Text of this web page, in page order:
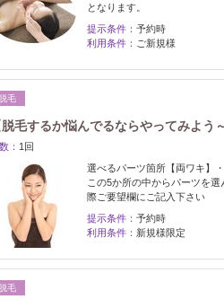
となります。
提示条件： 予約時
利用条件： ご新規様
脱毛
脱毛するか悩んでるならやってみよ
： 1回
選べるパーツ箇所【両ワキ】
この5か所の中からパーツを
際ご要望欄にご記入下さい
提示条件： 予約時
利用条件： 新規様限定
脱毛